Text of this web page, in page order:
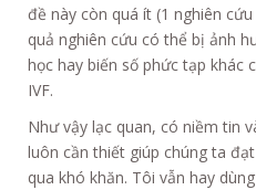
đề này còn quá ít (1 nghiên
quả nghiên cứu có thể bị ảnh
học hay biến số phức tạp
IVF.
Như vậy lạc quan, có niềm tin
luôn cần thiết giúp chúng ta
qua khó khăn. Tôi vẫn hay